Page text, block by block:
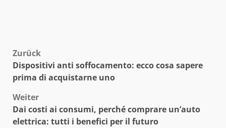
Beitragsnavigation
Zurück
Dispositivi anti soffocamento: ecco cosa sapere
prima di acquistarne uno
Weiter
Dai costi ai consumi, perché comprare un’auto
elettrica: tutti i benefici per il futuro